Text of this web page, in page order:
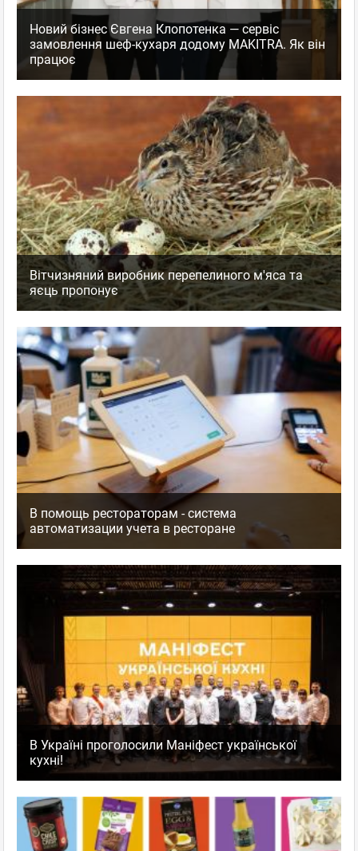
Новий бізнес Євгена Клопотенка — сервіс
замовлення шеф-кухаря додому MAKITRA. Як він
працює
Вітчизняний виробник перепелиного м'яса та
яєць пропонує
В помощь рестораторам - система
автоматизации учета в ресторане
В Україні проголосили Маніфест української
кухні!